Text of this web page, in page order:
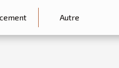
Autre